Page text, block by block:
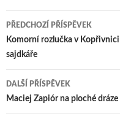
Navigace
pro
příspěvek
PŘEDCHOZÍ PŘÍSPĚVEK
Komorní rozlučka v
sajdkáře
DALŠÍ PŘÍSPĚVEK
Maciej Zapiór na ploché dráze